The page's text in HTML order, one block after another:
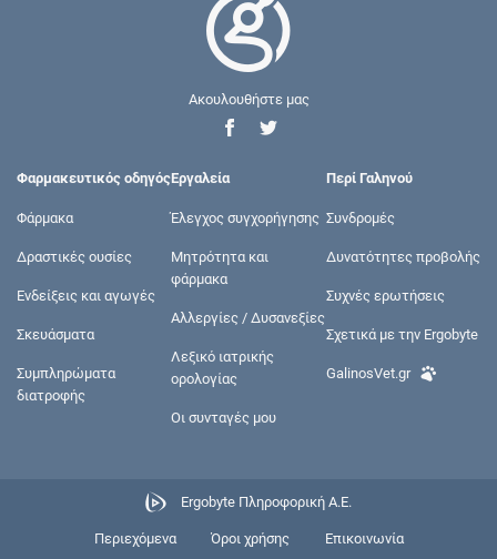
Ακουλουθήστε μας
Φαρμακευτικός οδηγός
Φάρμακα
Δραστικές ουσίες
Ενδείξεις και αγωγές
Σκευάσματα
Συμπληρώματα
διατροφής
Εργαλεία
Έλεγχος συγχορήγησης
Μητρότητα και
φάρμακα
Αλλεργίες / Δυσανεξίες
Λεξικό ιατρικής
ορολογίας
Οι συνταγές μου
Περί Γαληνού
Συνδρομές
Δυνατότητες προβολής
Συχνές ερωτήσεις
Σχετικά με την Ergobyte
GalinosVet.gr
Ergobyte Πληροφορική Α.Ε.
Περιεχόμενα Όροι χρήσης Επικοινωνία